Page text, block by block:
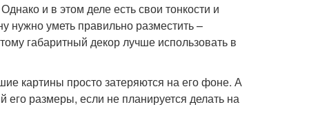
и в этом деле есть свои тонкости и
нужно уметь правильно разместить –
габаритный декор лучше использовать в
картины просто затеряются на его фоне. А
размеры, если не планируется делать на